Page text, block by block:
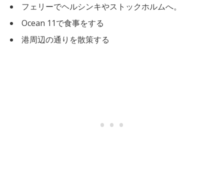
フェリーでヘルシンキやストックホルムへ。
Ocean 11で食事をする
港周辺の通りを散策する